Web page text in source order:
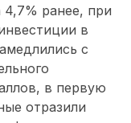
ранее, при
в
с
в первую
отразили